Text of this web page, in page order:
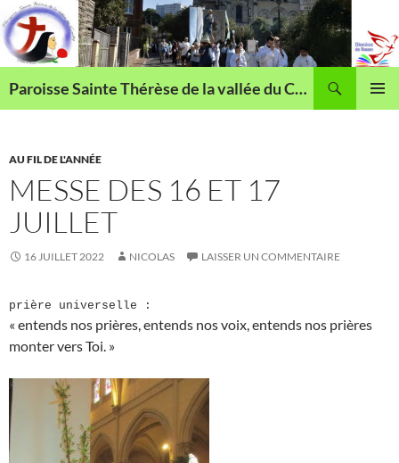
Aller
au
contenu
Paroisse Sainte Thérèse de la vallée du Cailly
AU FIL DE L'ANNÉE
MESSE DES 16 ET 17
JUILLET
16 JUILLET 2022 NICOLAS LAISSER UN COMMENTAIRE
prière universelle :
« entends nos prières, entends nos voix, entends nos prières
monter vers Toi. »